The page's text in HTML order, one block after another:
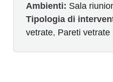
Ambienti: Sala
Tipologia di
vetrate, Pareti vetrate